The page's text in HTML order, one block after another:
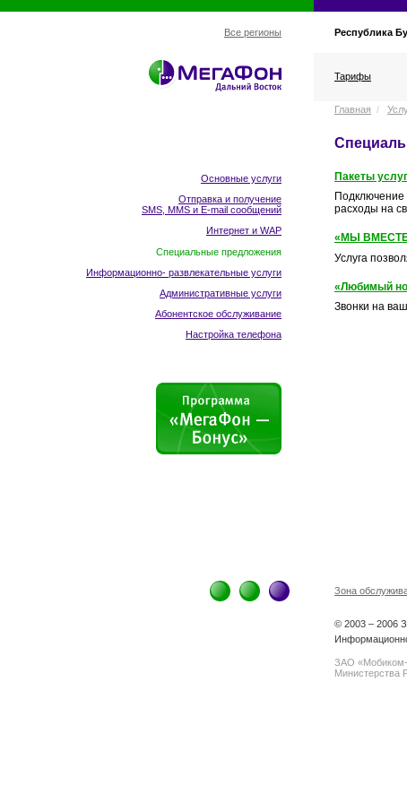
Все регионы Республика
Тарифы
Основные услуги
Отправка и получение
SMS, MMS и E-mail сообщений
Интернет и WAP
Специальные предложения
Информационно- развлекательные услуги
Административные услуги
Абонентское обслуживание
Настройка телефона
Главная /
Пакеты
Подключение
расходы на
«МЫ
Услуга
«Любимый
Звонки на
Зона
© 2003 – 2006
ЗАО «Мобиком-
Министерства